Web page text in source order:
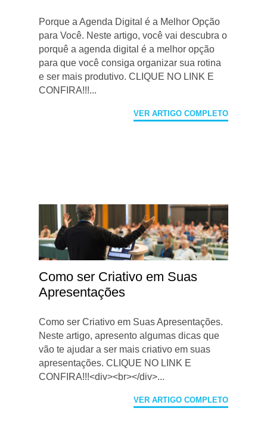
Porque a Agenda Digital é a Melhor Opção
para Você. Neste artigo, você vai descubra o
porquê a agenda digital é a melhor opção
para que você consiga organizar sua rotina
e ser mais produtivo. CLIQUE NO LINK E
CONFIRA!!!...
VER ARTIGO COMPLETO
Como ser Criativo em Suas
Apresentações
Como ser Criativo em Suas Apresentações.
Neste artigo, apresento algumas dicas que
vão te ajudar a ser mais criativo em suas
apresentações. CLIQUE NO LINK E
CONFIRA!!!<div><br></div>...
VER ARTIGO COMPLETO